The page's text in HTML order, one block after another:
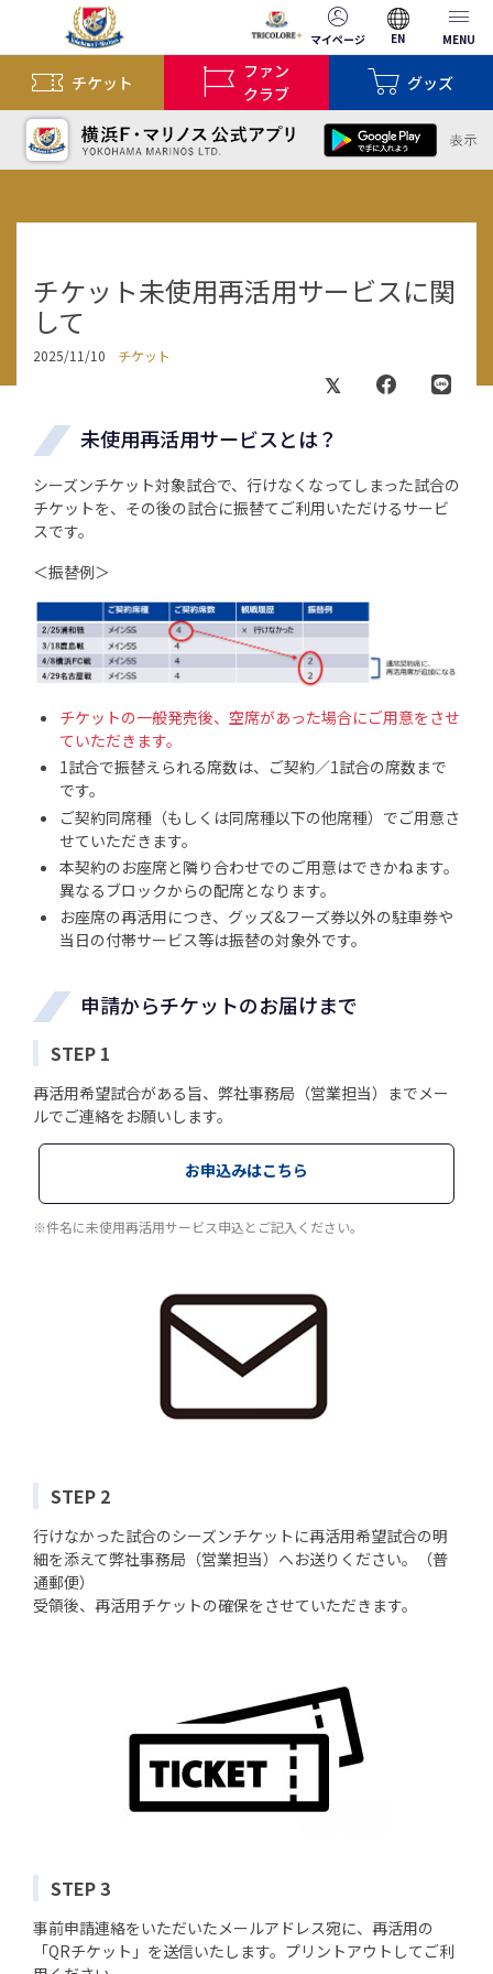
マイページ EN MENU
チケット
ファン
クラブ
グッズ
チケット未使用再活用サービスに関
して
2025/11/10 チケット
未使用再活用サービスとは？
シーズンチケット対象試合で、行けなくなってしまった試合の
チケットを、その後の試合に振替てご利用いただけるサービ
スです。
＜振替例＞
チケットの一般発売後、空席があった場合にご用意をさせ
ていただきます。
1試合で振替えられる席数は、ご契約／1試合の席数まで
です。
ご契約同席種（もしくは同席種以下の他席種）でご用意さ
せていただきます。
本契約のお座席と隣り合わせでのご用意はできかねます。
異なるブロックからの配席となります。
お座席の再活用につき、グッズ&フーズ券以外の駐車券や
当日の付帯サービス等は振替の対象外です。
申請からチケットのお届けまで
STEP 1
再活用希望試合がある旨、弊社事務局（営業担当）までメー
ルでご連絡をお願いします。
お申込みはこちら
※件名に未使用再活用サービス申込とご記入ください。
STEP 2
行けなかった試合のシーズンチケットに再活用希望試合の明
細を添えて弊社事務局（営業担当）へお送りください。（普
通郵便）
受領後、再活用チケットの確保をさせていただきます。
STEP 3
事前申請連絡をいただいたメールアドレス宛に、再活用の
「QRチケット」を送信いたします。プリントアウトしてご利